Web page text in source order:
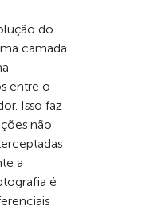
do
camada
entre o
Isso faz
não
a
é